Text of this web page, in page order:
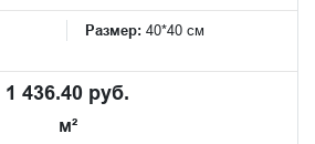
Размер: 40*40 см
1 436.40 руб.
м²